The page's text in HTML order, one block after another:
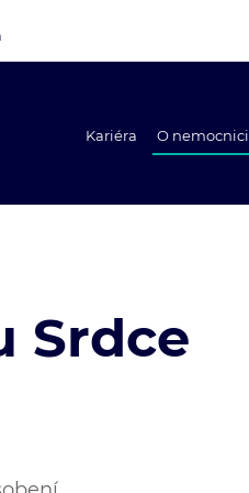
Kariéra O nemocnici
Srdce